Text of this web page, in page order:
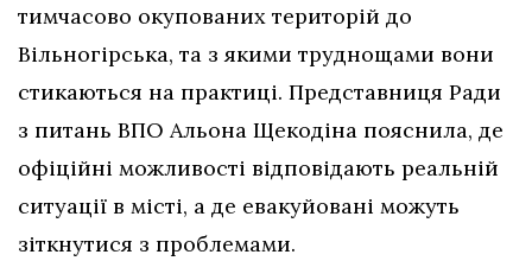
тимчасово окупованих територій до
Вільногірська, та з якими труднощами вони
стикаються на практиці. Представниця Ради
з питань ВПО Альона Щекодіна пояснила, де
офіційні можливості відповідають реальній
ситуації в місті, а де евакуйовані можуть
зіткнутися з проблемами.